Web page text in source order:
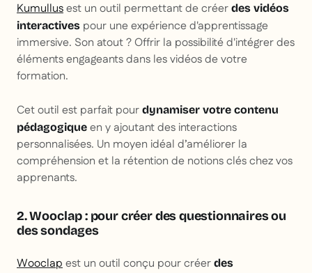
Kumullusest un outil permettant de créer des vidéos
interactives pour une expérience d'apprentissage
immersive. Son atout ? Offrir la possibilité d'intégrer des
éléments engageants dans les vidéos de votre
formation.
Cet outil est parfait pour dynamiser votre contenu
pédagogique en y ajoutant des interactions
personnalisées. Un moyen idéal d’améliorer la
compréhension et la rétention de notions clés chez vos
apprenants.
2. Wooclap : pour créer des questionnaires ou
des sondages
Wooclapest un outil conçu pour créer des